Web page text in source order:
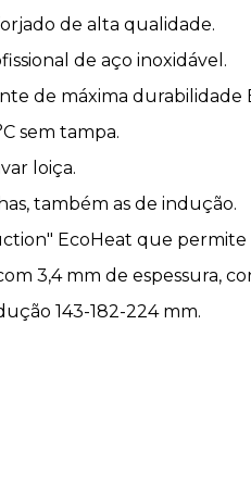
de alta qualidade.
de aço inoxidável.
de máxima durabilidade
sem tampa.
loiça.
também as de indução.
EcoHeat que
3,4 mm de espessura,
143-182-224 mm.